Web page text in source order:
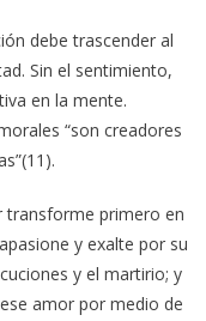
debe trascender al
Sin el sentimiento,
en la mente.
“son creadores
transforme primero en
y exalte por su
y el martirio; y
amor por medio de